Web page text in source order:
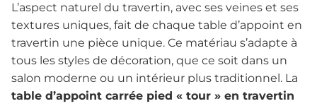
L’aspect naturel du travertin, avec ses veines et ses
textures uniques, fait de chaque table d’appoint en
travertin une pièce unique. Ce matériau s’adapte à
tous les styles de décoration, que ce soit dans un
salon moderne ou un intérieur plus traditionnel. La
table d’appoint carrée pied « tour » en travertin